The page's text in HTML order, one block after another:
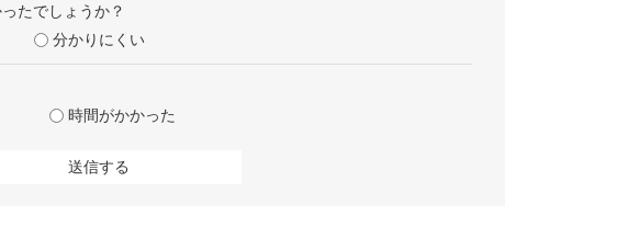
たでしょうか？
分かりにくい
時間がかかった